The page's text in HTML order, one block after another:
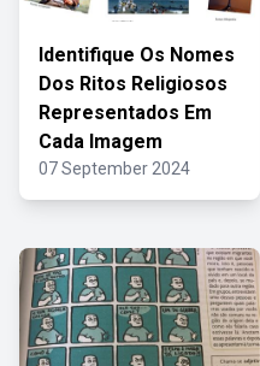
Identifique Os Nomes
Dos Ritos Religiosos
Representados Em
Cada Imagem
07 September 2024